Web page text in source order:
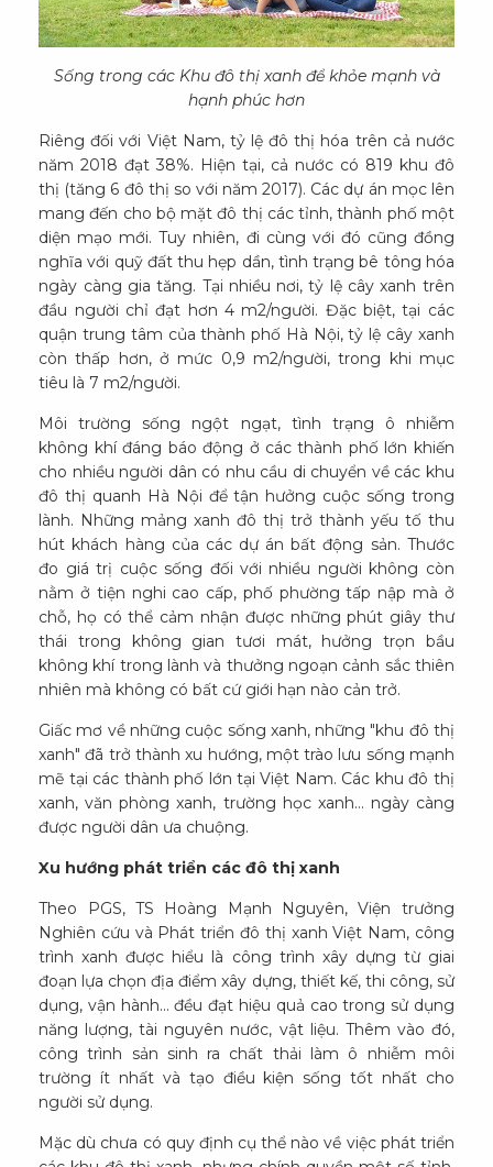
Sống trong các Khu đô thị xanh để khỏe mạnh và
hạnh phúc hơn
Riêng đối với Việt Nam, tỷ lệ đô thị hóa trên cả nước
năm 2018 đạt 38%. Hiện tại, cả nước có 819 khu đô
thị (tăng 6 đô thị so với năm 2017). Các dự án mọc lên
mang đến cho bộ mặt đô thị các tỉnh, thành phố một
diện mạo mới. Tuy nhiên, đi cùng với đó cũng đồng
nghĩa với quỹ đất thu hẹp dần, tình trạng bê tông hóa
ngày càng gia tăng. Tại nhiều nơi, tỷ lệ cây xanh trên
đầu người chỉ đạt hơn 4 m2/người. Đặc biệt, tại các
quận trung tâm của thành phố Hà Nội, tỷ lệ cây xanh
còn thấp hơn, ở mức 0,9 m2/người, trong khi mục
tiêu là 7 m2/người.
Môi trường sống ngột ngạt, tình trạng ô nhiễm
không khí đáng báo động ở các thành phố lớn khiến
cho nhiều người dân có nhu cầu di chuyển về các khu
đô thị quanh Hà Nội để tận hưởng cuộc sống trong
lành. Những mảng xanh đô thị trở thành yếu tố thu
hút khách hàng của các dự án bất động sản. Thước
đo giá trị cuộc sống đối với nhiều người không còn
nằm ở tiện nghi cao cấp, phố phường tấp nập mà ở
chỗ, họ có thể cảm nhận được những phút giây thư
thái trong không gian tươi mát, hưởng trọn bầu
không khí trong lành và thưởng ngoạn cảnh sắc thiên
nhiên mà không có bất cứ giới hạn nào cản trở.
Giấc mơ về những cuộc sống xanh, những "khu đô thị
xanh" đã trở thành xu hướng, một trào lưu sống mạnh
mẽ tại các thành phố lớn tại Việt Nam. Các khu đô thị
xanh, văn phòng xanh, trường học xanh... ngày càng
được người dân ưa chuộng.
Xu hướng phát triển các đô thị xanh
Theo PGS, TS Hoàng Mạnh Nguyên, Viện trưởng
Nghiên cứu và Phát triển đô thị xanh Việt Nam, công
trình xanh được hiểu là công trình xây dựng từ giai
đoạn lựa chọn địa điểm xây dựng, thiết kế, thi công, sử
dụng, vận hành... đều đạt hiệu quả cao trong sử dụng
năng lượng, tài nguyên nước, vật liệu. Thêm vào đó,
công trình sản sinh ra chất thải làm ô nhiễm môi
trường ít nhất và tạo điều kiện sống tốt nhất cho
người sử dụng.
Mặc dù chưa có quy định cụ thể nào về việc phát triển